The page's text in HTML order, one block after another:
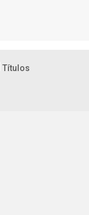
Títulos